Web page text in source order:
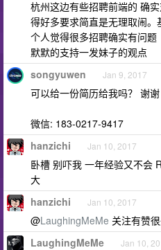
杭州这边有些招聘前端的 确
得好多要求简直是无理取闹。
个人觉得很多招聘确实有问题
默默的支持一发妹子的观点
songyuwen Jan 9, 2017
可以给一份简历给我吗？ 谢谢
微信: 183-0217-9417
hanzichi Jan 10, 2017
卧槽 别吓我 一年经验又不会
大
hanzichi Jan 10, 2017
@LaughingMeMe 关注有赞
LaughingMeMe Jan 10,